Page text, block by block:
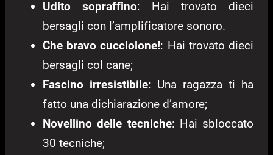
Udito sopraffino: Hai trovato dieci
bersagli con l’amplificatore sonoro.
Che bravo cucciolone!: Hai trovato dieci
bersagli col cane;
Fascino irresistibile: Una ragazza ti ha
fatto una dichiarazione d’amore;
Novellino delle tecniche: Hai sbloccato
30 tecniche;